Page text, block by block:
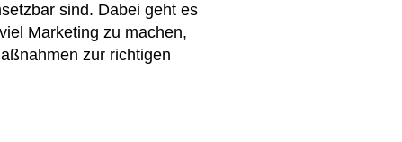
sind. Dabei geht es
Marketing zu machen,
zur richtigen